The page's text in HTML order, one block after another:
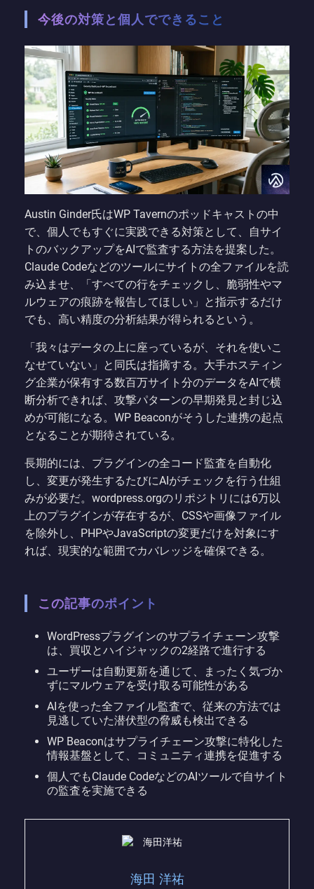
今後の対策と個人でできること
Austin Ginder氏はWP Tavernのポッドキャストの中
で、個人でもすぐに実践できる対策として、自サイ
トのバックアップをAIで監査する方法を提案した。
Claude Codeなどのツールにサイトの全ファイルを読
み込ませ、「すべての行をチェックし、脆弱性やマ
ルウェアの痕跡を報告してほしい」と指示するだけ
でも、高い精度の分析結果が得られるという。
「我々はデータの上に座っているが、それを使いこ
なせていない」と同氏は指摘する。大手ホスティン
グ企業が保有する数百万サイト分のデータをAIで横
断分析できれば、攻撃パターンの早期発見と封じ込
めが可能になる。WP Beaconがそうした連携の起点
となることが期待されている。
長期的には、プラグインの全コード監査を自動化
し、変更が発生するたびにAIがチェックを行う仕組
みが必要だ。wordpress.orgのリポジトリには6万以
上のプラグインが存在するが、CSSや画像ファイル
を除外し、PHPやJavaScriptの変更だけを対象にす
れば、現実的な範囲でカバレッジを確保できる。
この記事のポイント
WordPressプラグインのサプライチェーン攻撃
は、買収とハイジャックの2経路で進行する
ユーザーは自動更新を通じて、まったく気づか
ずにマルウェアを受け取る可能性がある
AIを使った全ファイル監査で、従来の方法では
見逃していた潜伏型の脅威も検出できる
WP Beaconはサプライチェーン攻撃に特化した
情報基盤として、コミュニティ連携を促進する
個人でもClaude CodeなどのAIツールで自サイト
の監査を実施できる
海田 洋祐